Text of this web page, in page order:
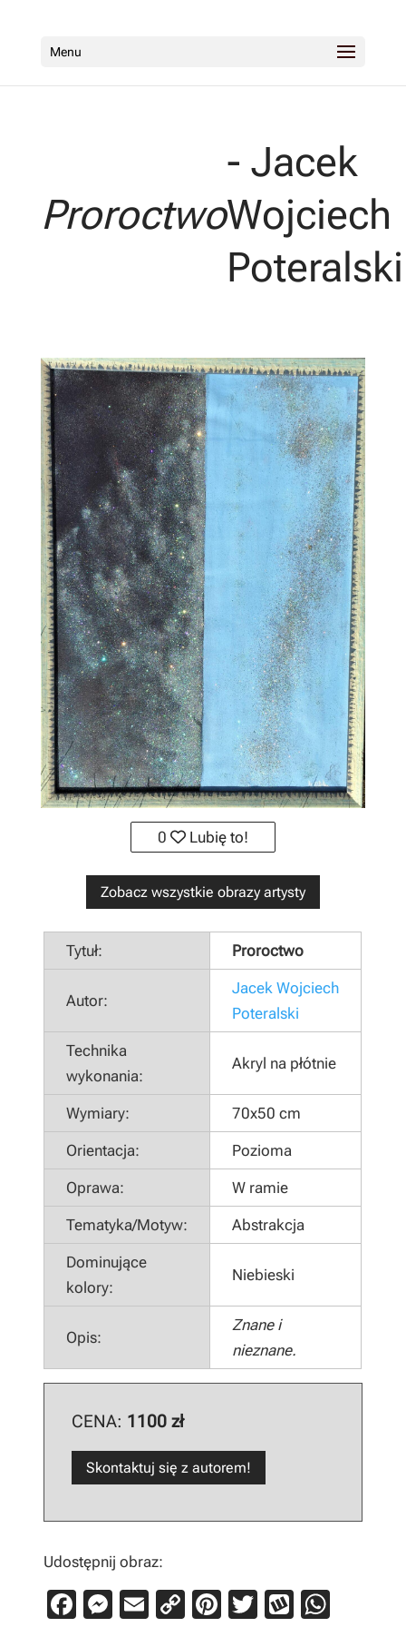
Menu
Proroctwo
- Jacek
Wojciech
Poteralski
0 Lubię to!
Zobacz wszystkie obrazy artysty
Tytuł: Proroctwo
Autor:
Jacek Wojciech
Poteralski
Technika
wykonania:
Akryl na płótnie
Wymiary: 70x50 cm
Orientacja: Pozioma
Oprawa: W ramie
Tematyka/Motyw: Abstrakcja
Dominujące
kolory:
Niebieski
Opis:
Znane i
nieznane.
CENA: 1100 zł
Skontaktuj się z autorem!
Udostępnij obraz:
F
M E
C
Pi T
W